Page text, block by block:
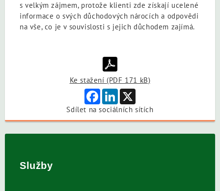
s velkým zájmem, protože klienti zde získají ucelené
informace o svých důchodových nárocích a odpovědi
na vše, co je v souvislosti s jejich důchodem zajímá.
Ke stažení (PDF 171 kB)
FacebookLinkedIn
Sdílet na sociálních sítích
Služby